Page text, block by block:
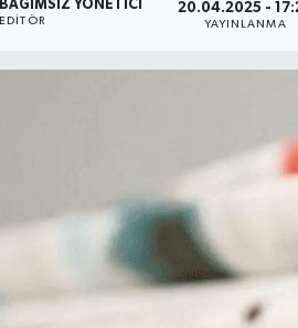
BAĞIMSIZ YÖNETICI
EDITÖR
20.04.2025 -
YAYINLANMA